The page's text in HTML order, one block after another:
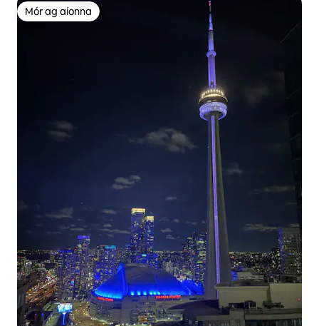
Mór ag aíonna
Mór ag aíonna